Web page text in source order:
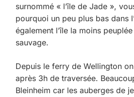
surnommé « l’île de Jade »,
pourquoi un peu plus bas dans
également l’île la moins
sauvage.
Depuis le ferry de Wellington
après 3h de traversée.
Bleinheim car les auberges de